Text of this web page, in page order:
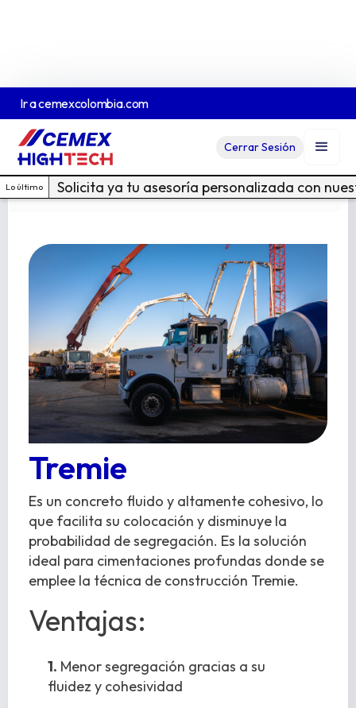
Ir acemexcolombia.com
Cerrar Sesión
Lo último Solicita ya tu asesoría personalizada con
Tremie
Ver Ficha Técnica En PDF
Cotiza acá
Tremie
Es un concreto fluido y altamente cohesivo, lo
que facilita su colocación y disminuye la
probabilidad de segregación. Es la solución
ideal para cimentaciones profundas donde se
emplee la técnica de construcción Tremie.
Ventajas:
1. Menor segregación gracias a su
fluidez y cohesividad